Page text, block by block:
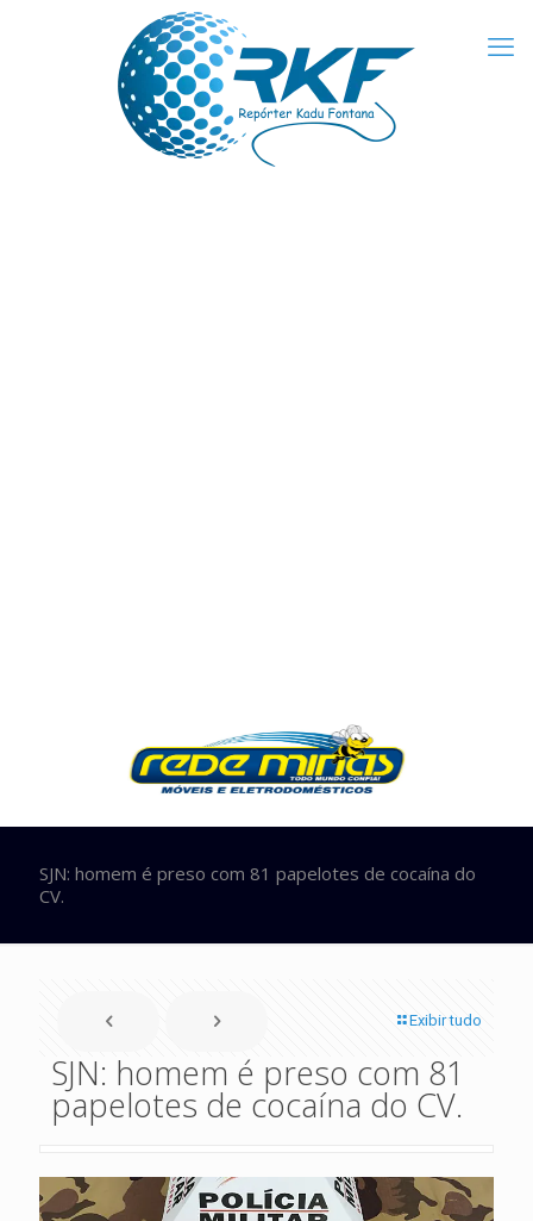
SJN: homem é preso com 81 papelotes de cocaína do
CV.
Exibir tudo
SJN: homem é preso com 81
papelotes de cocaína do CV.